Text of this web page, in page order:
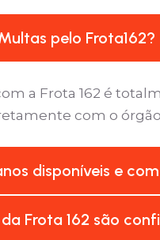
pelo Frota162?
a Frota 162 é
com o
disponíveis e
Frota 162 são